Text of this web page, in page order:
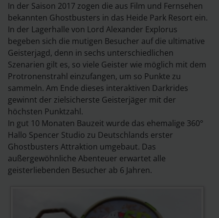
In der Saison 2017 zogen die aus Film und Fernsehen
bekannten Ghostbusters in das Heide Park Resort ein.
In der Lagerhalle von Lord Alexander Explorus
begeben sich die mutigen Besucher auf die ultimative
Geisterjagd, denn in sechs unterschiedlichen
Szenarien gilt es, so viele Geister wie möglich mit dem
Protronenstrahl einzufangen, um so Punkte zu
sammeln. Am Ende dieses interaktiven Darkrides
gewinnt der zielsicherste Geisterjäger mit der
höchsten Punktzahl.
In gut 10 Monaten Bauzeit wurde das ehemalige 360°
Hallo Spencer Studio zu Deutschlands erster
Ghostbusters Attraktion umgebaut. Das
außergewöhnliche Abenteuer erwartet alle
geisterliebenden Besucher ab 6 Jahren.